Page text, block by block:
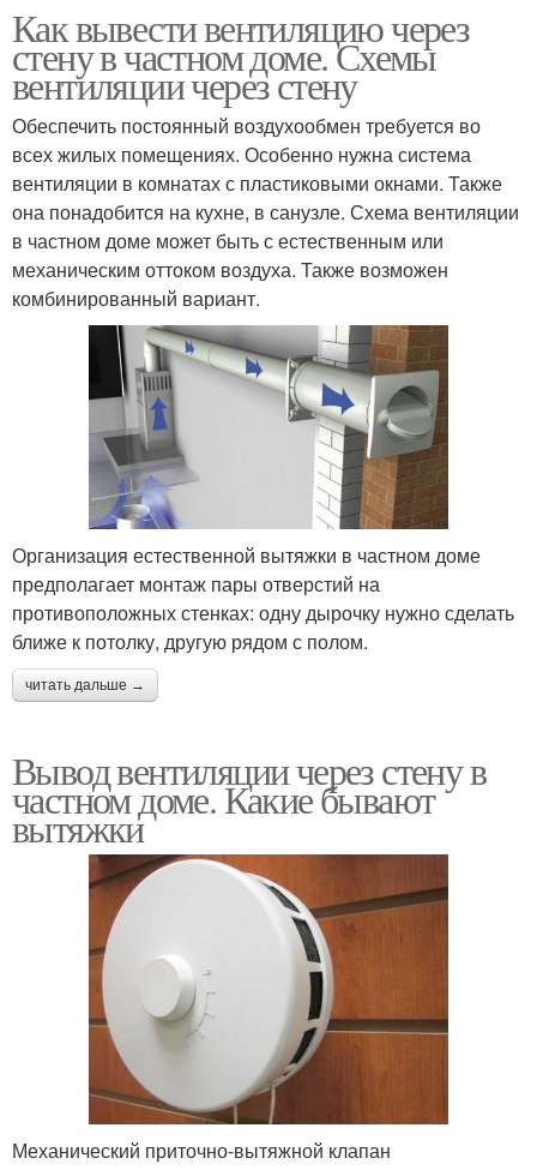
Как вывести вентиляцию через
стену в частном доме. Схемы
вентиляции через стену
Обеспечить постоянный воздухообмен требуется во
всех жилых помещениях. Особенно нужна система
вентиляции в комнатах с пластиковыми окнами. Также
она понадобится на кухне, в санузле. Схема вентиляции
в частном доме может быть с естественным или
механическим оттоком воздуха. Также возможен
комбинированный вариант.
Организация естественной вытяжки в частном доме
предполагает монтаж пары отверстий на
противоположных стенках: одну дырочку нужно сделать
ближе к потолку, другую рядом с полом.
читать дальше →
Вывод вентиляции через стену в
частном доме. Какие бывают
вытяжки
Механический приточно-вытяжной клапан